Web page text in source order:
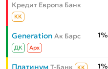
Кредит Европа Банк
КК
Generation Ак Барс
ДК Aрх
1%
Платинум Т-Банк КК 1%